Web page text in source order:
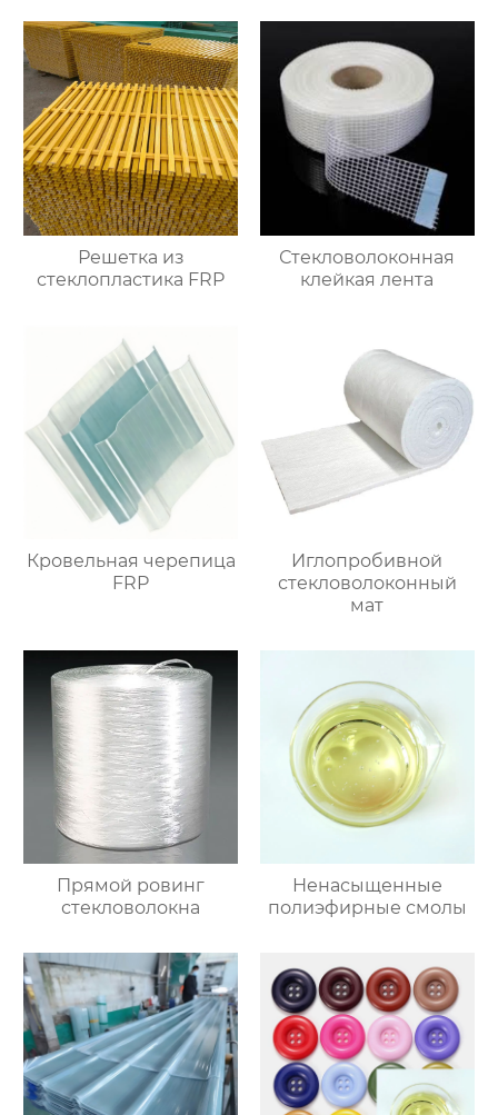
Решетка из
стеклопластика FRP
Стекловолоконная
клейкая лента
Кровельная черепица
FRP
Иглопробивной
стекловолоконный
мат
Прямой ровинг
стекловолокна
Ненасыщенные
полиэфирные смолы